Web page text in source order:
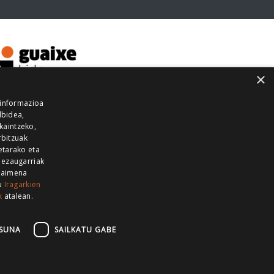
GUKA
GUKA ZUMAIA GUKA
×
eta
Iragarkien
atalean.
SAILKATU GABE